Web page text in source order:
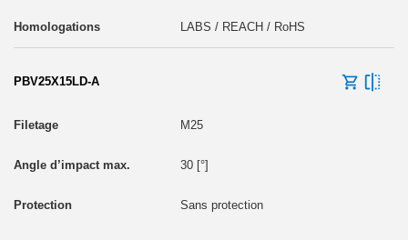
LABS / REACH / RoHS
PBV25X15LD-A
M25
30 [°]
Sans protection